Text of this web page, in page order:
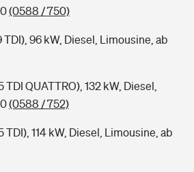
(0588 / 750)
TDI), 96 kW, Diesel, Limousine, ab
QUATTRO), 132 kW, Diesel,
(0588 / 752)
TDI), 114 kW, Diesel, Limousine, ab